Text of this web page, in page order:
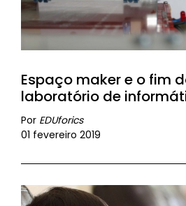
Espaço maker e o fim
laboratório de
Por EDUforics
01 fevereiro 2019